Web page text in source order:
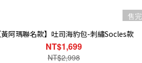
售完
黃阿瑪聯名款】吐司海豹包-刺繡Socles款
NT$1,699
NT$2,998